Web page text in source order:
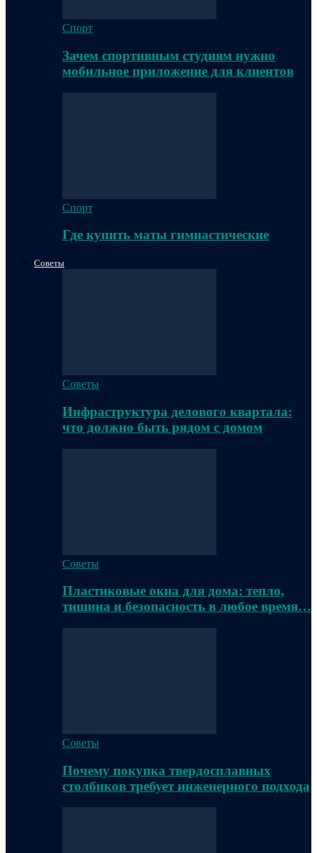
Спорт
Зачем спортивным студиям нужно
мобильное приложение для клиентов
Спорт
Где купить маты гимнастические
Советы
Советы
Инфраструктура делового квартала:
что должно быть рядом с домом
Советы
Пластиковые окна для дома: тепло,
тишина и безопасность в любое время…
Советы
Почему покупка твердосплавных
столбиков требует инженерного подхода